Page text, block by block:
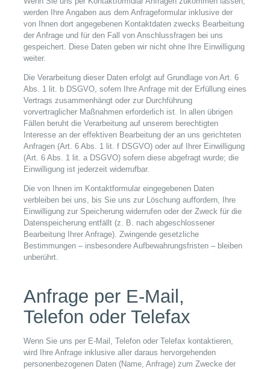
werden Ihre Angaben aus dem Anfrageformular inklusive der
von Ihnen dort angegebenen Kontaktdaten zwecks Bearbeitung
der Anfrage und für den Fall von Anschlussfragen bei uns
gespeichert. Diese Daten geben wir nicht ohne Ihre Einwilligung
weiter.
Die Verarbeitung dieser Daten erfolgt auf Grundlage von Art. 6
Abs. 1 lit. b DSGVO, sofern Ihre Anfrage mit der Erfüllung eines
Vertrags zusammenhängt oder zur Durchführung
vorvertraglicher Maßnahmen erforderlich ist. In allen übrigen
Fällen beruht die Verarbeitung auf unserem berechtigten
Interesse an der effektiven Bearbeitung der an uns gerichteten
Anfragen (Art. 6 Abs. 1 lit. f DSGVO) oder auf Ihrer Einwilligung
(Art. 6 Abs. 1 lit. a DSGVO) sofern diese abgefragt wurde; die
Einwilligung ist jederzeit widerrufbar.
Die von Ihnen im Kontaktformular eingegebenen Daten
verbleiben bei uns, bis Sie uns zur Löschung auffordern, Ihre
Einwilligung zur Speicherung widerrufen oder der Zweck für die
Datenspeicherung entfällt (z. B. nach abgeschlossener
Bearbeitung Ihrer Anfrage). Zwingende gesetzliche
Bestimmungen – insbesondere Aufbewahrungsfristen – bleiben
unberührt.
Anfrage per E-Mail,
Telefon oder Telefax
Wenn Sie uns per E-Mail, Telefon oder Telefax kontaktieren,
wird Ihre Anfrage inklusive aller daraus hervorgehenden
personenbezogenen Daten (Name, Anfrage) zum Zwecke der